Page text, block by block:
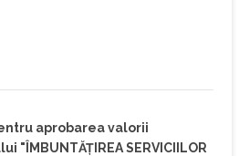
aprobarea valorii
"ÎMBUNTĂŢIREA SERVICIILOR